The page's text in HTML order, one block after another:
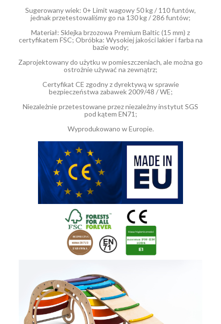
Sugerowany wiek: 0+ Limit wagowy 50 kg / 110 funtów,
jednak przetestowaliśmy go na 130 kg / 286 funtów;
Materiał: Sklejka brzozowa Premium Baltic (15 mm) z
certyfikatem FSC; Obróbka: Wysokiej jakości lakier i farba na
bazie wody;
Zaprojektowany do użytku w pomieszczeniach, ale można go
ostrożnie używać na zewnątrz;
Certyfikat CE zgodny z dyrektywą w sprawie
bezpieczeństwa zabawek 2009/48 / WE;
Niezależnie przetestowane przez niezależny instytut SGS
pod kątem EN71;
Wyprodukowano w Europie.